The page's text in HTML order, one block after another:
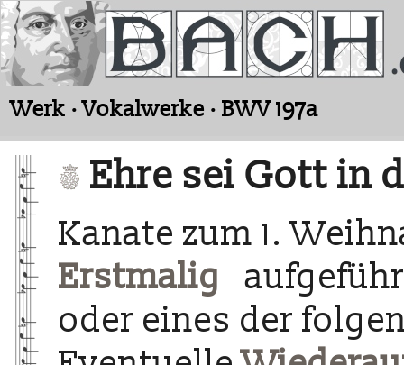
Werk · Vokalwerke · BWV 197a
Ehre sei Gott in
Kanate zum 1.
Erstmalig
oder eines der